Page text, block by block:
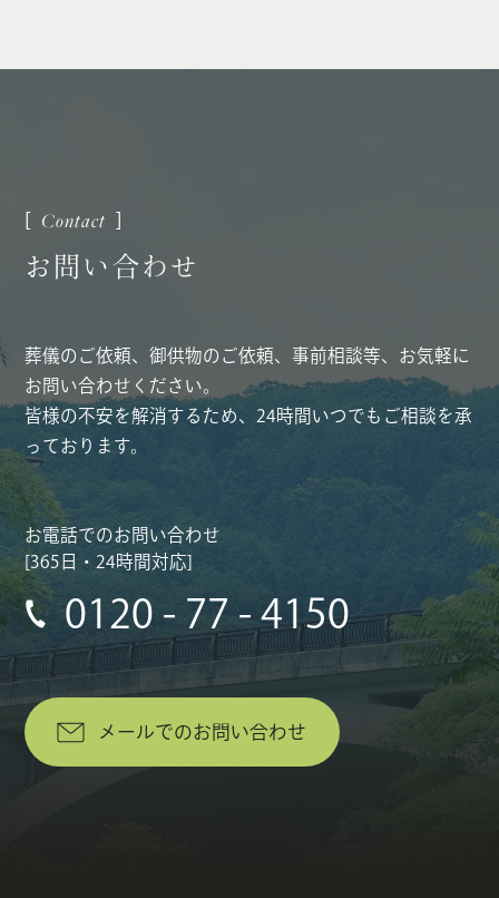
お 問 い 合わ せ
葬儀のご依頼、御供物のご依頼、事前相談等、お気軽に
お問い合わせください。
皆様の不安を解消するため、24時間いつでもご相談を承
っております。
お電話でのお問い合わせ
[365日・24時間対応]
0120 - 77 - 4150
メールでのお問い合わせ